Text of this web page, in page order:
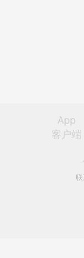
App
客户端